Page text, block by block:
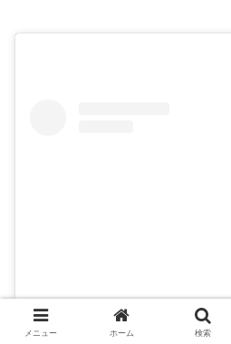
この投稿をInstagramで見る
メニュー ホーム 検索